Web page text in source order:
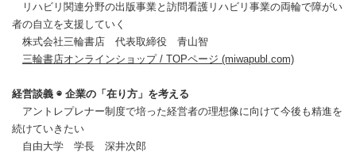
リハビリ関連分野の出版事業と訪問看護リハビリ事業の両輪で障がい
者の自立を支援していく
株式会社三輪書店 代表取締役 青山智
三輪書店オンラインショップ / TOPページ (miwapubl.com)
経営談義 ◉ 企業の「在り方」を考える
アントレプレナー制度で培った経営者の理想像に向けて今後も精進を
続けていきたい
自由大学 学長 深井次郎